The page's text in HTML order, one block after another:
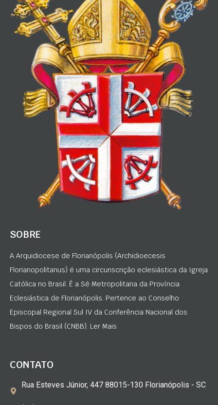
SOBRE
A Arquidiocese de Florianópolis (Archidioecesis
Florianopolitanus) é uma circunscrição eclesiástica da Igreja
Católica no Brasil. É a Sé Metropolitana da Província
Eclesiástica de Florianópolis. Pertence ao Conselho
Episcopal Regional Sul IV da Conferência Nacional dos
Bispos do Brasil (CNBB). Ler Mais
CONTATO
Rua Esteves Júnior, 447 88015-130 Florianópolis - SC